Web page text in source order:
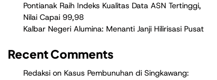
Pontianak Raih Indeks Kualitas Data ASN Tertinggi,
Nilai Capai 99,98
Kalbar Negeri Alumina: Menanti Janji Hilirisasi Pusat
Recent Comments
Redaksi on Kasus Pembunuhan di Singkawang: